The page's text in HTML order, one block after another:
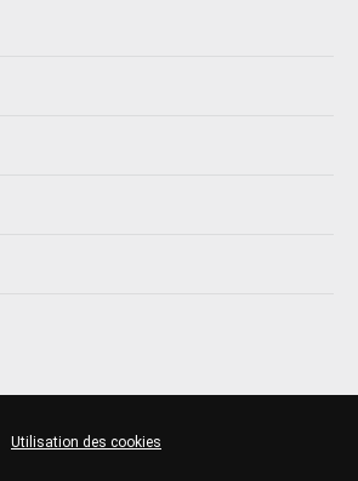
Utilisation des cookies